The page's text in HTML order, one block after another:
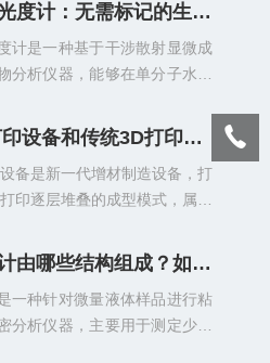
分子质量光度计：无需标记的生物分子质量测量技术
计是一种基于干涉散射显微成
分析仪器，能够在单分子水平
术无需对样品进行荧光标记或
接通过量化玻片反射光与生物
间的干涉信号，实现对单个分
分析。在实际应用中，分子质
分子复合物的表征与分析。其
量控制等领域展现出良好的应
究人员提供了一种温和、高效
3D体积打印设备和传统3D打印机有什么区别？
备是新一代增材制造设备，打
印逐层堆叠的成型模式，属于
调控技术，可在液态光敏材料
多维度光束叠加实现三维空间
需层层打印、逐层叠加，能够
体结构成型，是精密制造、生
微量粘度计由哪些结构组成？如何规范使用
一种针对微量液体样品进行粘
分析仪器，主要用于测定少量